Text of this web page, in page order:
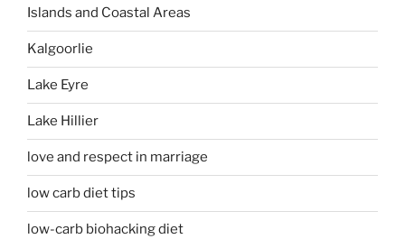
Islands and Coastal Areas
Kalgoorlie
Lake Eyre
Lake Hillier
love and respect in marriage
low carb diet tips
low-carb biohacking diet